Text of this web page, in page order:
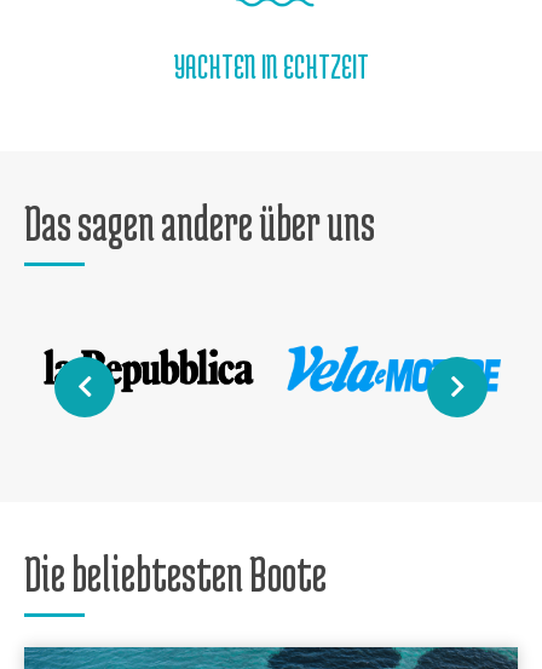
YACHTEN IN ECHTZEIT
Das sagen andere über uns
Die beliebtesten Boote